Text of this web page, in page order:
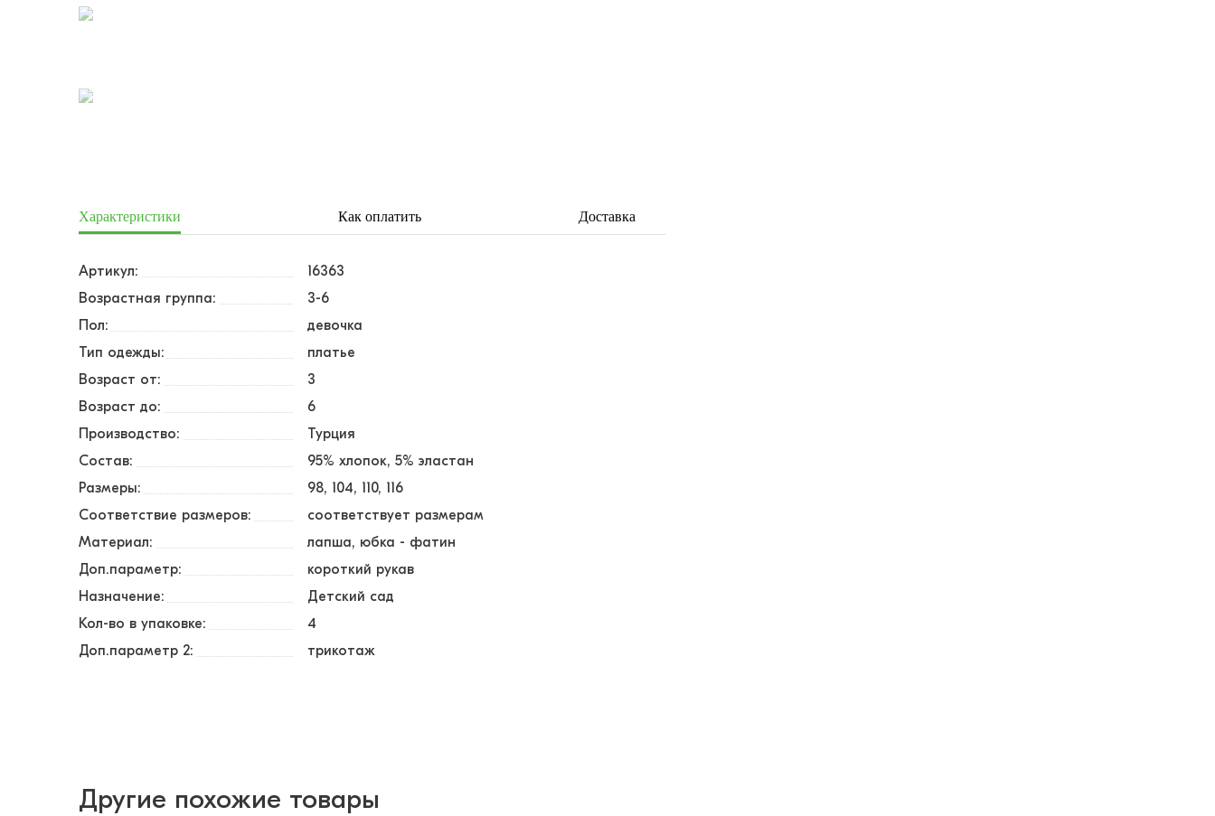
Характеристики Как оплатить Доставка
Артикул:
16363
Возрастная группа:
3-6
Пол:
девочка
Тип одежды:
платье
Возраст от:
3
Возраст до:
6
Производство:
Турция
Состав:
95% хлопок, 5% эластан
Размеры:
98 104 110 116
Соответствие размеров:
соответствует размерам
Материал:
лапша, юбка - фатин
Доп.параметр:
короткий рукав
Назначение:
Детский сад
Кол-во в упаковке:
4
Доп.параметр 2:
трикотаж
Другие похожие товары